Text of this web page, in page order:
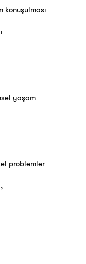
konuşulması
yaşam
problemler